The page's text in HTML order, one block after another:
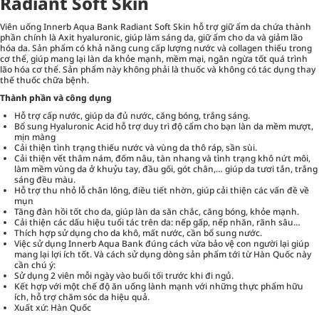
Viên uống Innerb Aqua Bank Radiant Soft Skin hỗ trợ giữ ẩm da chứa thành
phần chính là Axit hyaluronic, giúp làm sáng da, giữ ẩm cho da và giảm lão
hóa da. Sản phẩm có khả năng cung cấp lượng nước và collagen thiếu trong
cơ thể, giúp mang lại làn da khỏe mạnh, mềm mại, ngăn ngừa tốt quá trình
lão hóa cơ thể. Sản phẩm này không phải là thuốc và không có tác dụng thay
thế thuốc chữa bệnh.
Thành phần và công dụng
Hỗ trợ cấp nước, giúp da đủ nước, căng bóng, trắng sáng.
Bổ sung Hyaluronic Acid hỗ trợ duy trì độ cẩm cho bạn làn da mềm mượt,
mịn màng
Cải thiện tình trạng thiếu nước và vùng da thô ráp, sần sùi.
Cải thiện vết thâm nám, đốm nâu, tàn nhang và tình trạng khô nứt môi,
làm mềm vùng da ở khuỷu tay, đầu gối, gót chân,… giúp da tươi tắn, trắng
sáng đều màu.
Hỗ trợ thu nhỏ lỗ chân lông, điều tiết nhờn, giúp cải thiện các vấn đề về
mụn
Tăng đàn hồi tốt cho da, giúp làn da săn chắc, căng bóng, khỏe mạnh.
Cải thiện các dấu hiệu tuổi tác trên da: nếp gấp, nếp nhăn, rãnh sâu…
Thích hợp sử dụng cho da khô, mất nước, cần bổ sung nước.
Việc sử dụng Innerb Aqua Bank đúng cách vừa bảo vệ con người lại giúp
mang lại lợi ích tốt. Và cách sử dụng dòng sản phẩm tới từ Hàn Quốc này
cần chú ý:
Sử dụng 2 viên mỗi ngày vào buổi tối trước khi đi ngủ.
Kết hợp với một chế độ ăn uống lành mạnh với những thực phẩm hữu
ích, hỗ trợ chăm sóc da hiệu quả.
Xuất xứ: Hàn Quốc